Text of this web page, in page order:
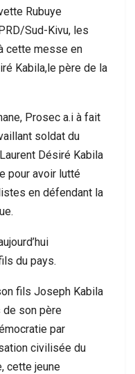
Rubuye
Sud-Kivu, les
cette messe en
Kabila,le père de la
Prosec a.i à fait
soldat du
Désiré Kabila
pour avoir lutté
en défendant la
du pays.
fils Joseph Kabila
de son père
par
civilisée du
cette jeune